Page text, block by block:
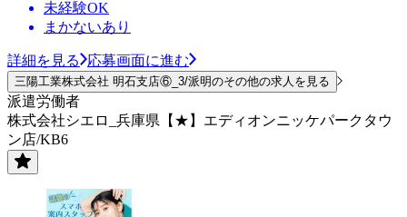
未経験OK
まかないあり
詳細を見る 応募画面に進む
三陽工業株式会社 明石支店⑥_3/派明のその他の求人を見る
派遣労働者
株式会社シエロ_兵庫県【★】エディオンニッケパークタウ
ン店/KB6